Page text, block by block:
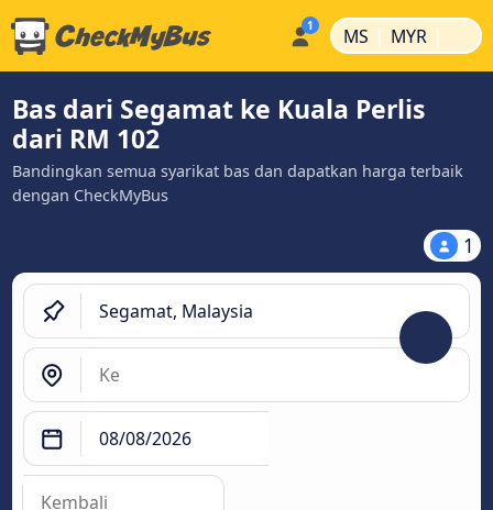
MS | MYR |
Bas dari Segamat ke Kuala Perlis
dari RM 102
Bandingkan semua syarikat bas dan dapatkan harga terbaik
dengan CheckMyBus
1